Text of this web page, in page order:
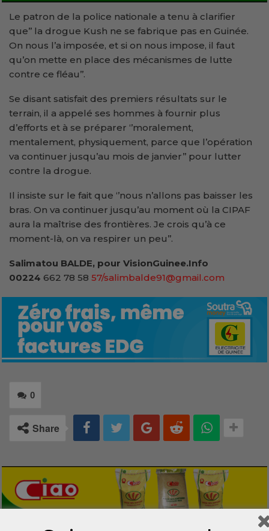
Le patron de la police nationale a tenu à clarifier
que’’ la drogue Kush ne se fabrique pas en Guinée.
On nous l’a imposée, et si on nous impose, il faut
qu’on mette en place des mécanismes de lutte
contre ce fléau’’.
Se disant satisfait des premiers résultats sur le
terrain, il a appelé ses hommes à fournir plus
d’efforts et à se préparer ‘’moralement,
mentalement, physiquement, parce que l’opération
va continuer jusqu’au mois de janvier’’ pour lutter
contre la drogue.
Il insiste sur le fait que ‘’nous n’allons pas baisser les
bras. On va continuer jusqu’au moment où la CIPAF
aura la maîtrise des frontières. Je crois qu’à ce
moment-là, on va respirer un peu’’.
Salimatou BALDE, pour VisionGuinee.Info
00224 662 78 58 57/salimbalde91@gmail.com
0
Share